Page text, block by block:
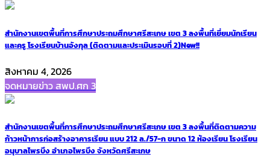
สำนักงานเขตพื้นที่การศึกษาประถมศึกษาศรีสะเกษ เขต 3 ลงพื้นที่เยี่ยมนักเรียน
และครู โรงเรียนบ้านอังกุล (ติดตามและประเมินรอบที่ 2)New!!
สิงหาคม 4, 2026
จดหมายข่าว สพป.ศก 3
สำนักงานเขตพื้นที่การศึกษาประถมศึกษาศรีสะเกษ เขต 3 ลงพื้นที่ติดตามความ
ก้าวหน้าการก่อสร้างอาคารเรียน แบบ 212 ล./57-ก ขนาด 12 ห้องเรียน โรงเรียน
อนุบาลไพรบึง อำเภอไพรบึง จังหวัดศรีสะเกษ